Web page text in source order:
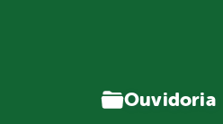
Ouvidoria